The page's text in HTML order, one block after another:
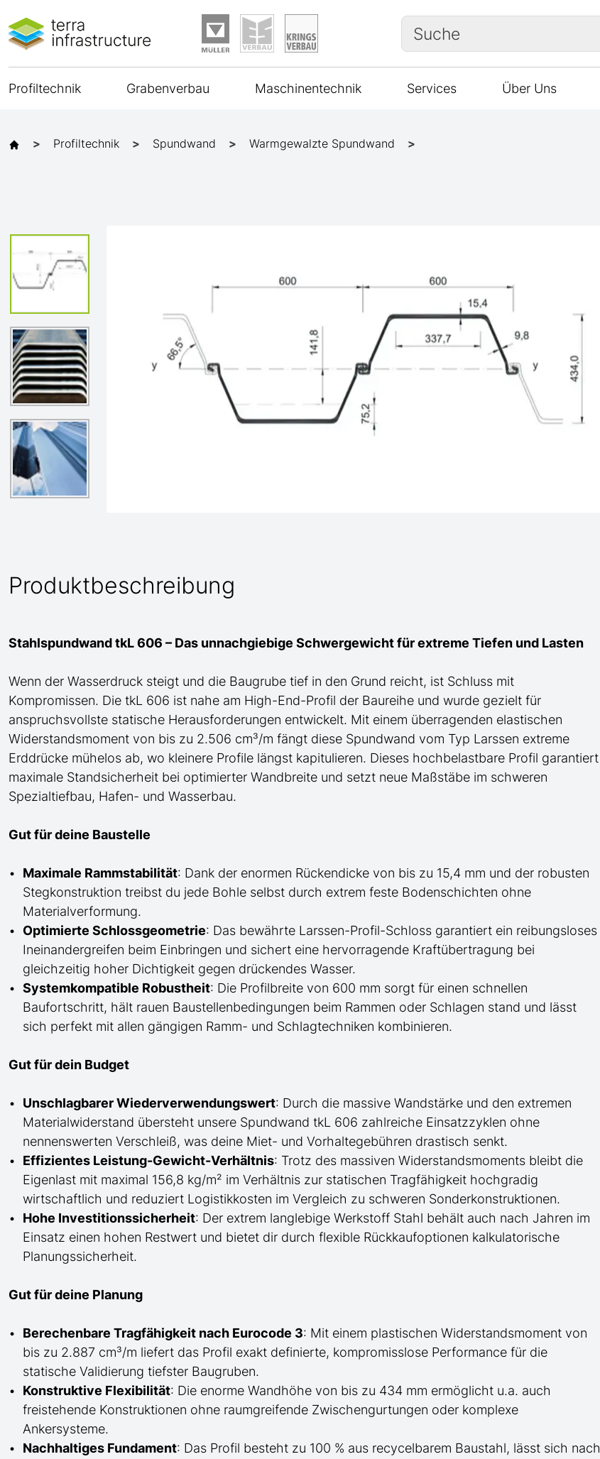
Suche
Profiltechnik Grabenverbau Maschinentechnik Services Über Uns
Profiltechnik Spundwand Warmgewalzte Spundwand
Produktbeschreibung
Stahlspundwand tkL 606 – Das unnachgiebige Schwergewicht fürextreme Tiefen und Lasten
Wenn der Wasserdruck steigt und die Baugrube tief in den Grund reicht, ist Schluss mit
Kompromissen. Die tkL 606 ist nahe am High-End-Profil der Baureihe und wurde gezielt für
anspruchsvollste statische Herausforderungen entwickelt. Mit einem überragenden elastischen
Widerstandsmoment von bis zu 2.506 cm³/m fängt diese Spundwand vom Typ Larssen extreme
Erddrücke mühelos ab, wo kleinere Profile längst kapitulieren. Dieses hochbelastbare Profil garantiert
maximale Standsicherheit bei optimierter Wandbreite und setzt neue Maßstäbe im schweren
Spezialtiefbau, Hafen- und Wasserbau.
Gut für deine Baustelle
Maximale Rammstabilität: Dank der enormen Rückendicke von bis zu 15,4 mm und der robusten
Stegkonstruktion treibst du jede Bohle selbst durch extrem feste Bodenschichten ohne
Materialverformung.
Optimierte Schlossgeometrie: Das bewährte Larssen-Profil-Schloss garantiert ein reibungsloses
Ineinandergreifen beim Einbringen und sichert eine hervorragende Kraftübertragung bei
gleichzeitig hoher Dichtigkeit gegen drückendes Wasser.
Systemkompatible Robustheit: Die Profilbreite von 600 mm sorgt für einen schnellen
Baufortschritt, hält rauen Baustellenbedingungen beim Rammen oder Schlagen stand und lässt
sich perfekt mit allen gängigen Ramm- und Schlagtechniken kombinieren.
Gut für dein Budget
Unschlagbarer Wiederverwendungswert: Durch die massive Wandstärke und den extremen
Materialwiderstand übersteht unsere Spundwand tkL 606 zahlreiche Einsatzzyklen ohne
nennenswerten Verschleiß, was deine Miet- und Vorhaltegebühren drastisch senkt.
Effizientes Leistung-Gewicht-Verhältnis: Trotz des massiven Widerstandsmoments bleibt die
Eigenlast mit maximal 156,8 kg/m² im Verhältnis zur statischen Tragfähigkeit hochgradig
wirtschaftlich und reduziert Logistikkosten im Vergleich zu schweren Sonderkonstruktionen.
Hohe Investitionssicherheit: Der extrem langlebige Werkstoff Stahl behält auch nach Jahren im
Einsatz einen hohen Restwert und bietet dir durch flexible Rückkaufoptionen kalkulatorische
Planungssicherheit.
Gut für deine Planung
Berechenbare Tragfähigkeit nach Eurocode 3: Mit einem plastischen Widerstandsmoment von
bis zu 2.887 cm³/m liefert das Profil exakt definierte, kompromisslose Performance für die
statische Validierung tiefster Baugruben.
Konstruktive Flexibilität: Die enorme Wandhöhe von bis zu 434 mm ermöglicht u.a. auch
freistehende Konstruktionen ohne raumgreifende Zwischengurtungen oder komplexe
Ankersysteme.
Nachhaltiges Fundament: Das Profil besteht zu 100 % aus recycelbarem Baustahl, lässt sich nach